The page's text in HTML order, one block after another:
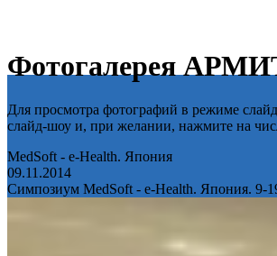
Фотогалерея
Для просмотра фотографий в режиме
слайд-шоу и, при желании, нажмите на
MedSoft - e-Health. Япония
09.11.2014
Симпозиум MedSoft - e-Health. Япония. 9-